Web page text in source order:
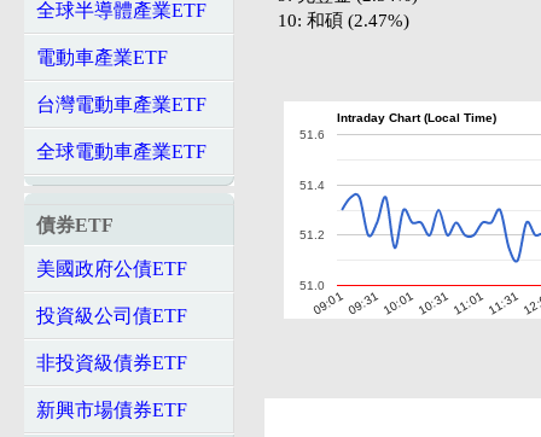
全球半導體產業ETF
電動車產業ETF
台灣電動車產業ETF
全球電動車產業ETF
債券ETF
美國政府公債ETF
投資級公司債ETF
非投資級債券ETF
新興市場債券ETF
10: 和碩 (2.47%)
Intraday Chart (Local Time)
09:0109:3110:0110:3111:0111:31
51.0
51.2
51.4
51.6